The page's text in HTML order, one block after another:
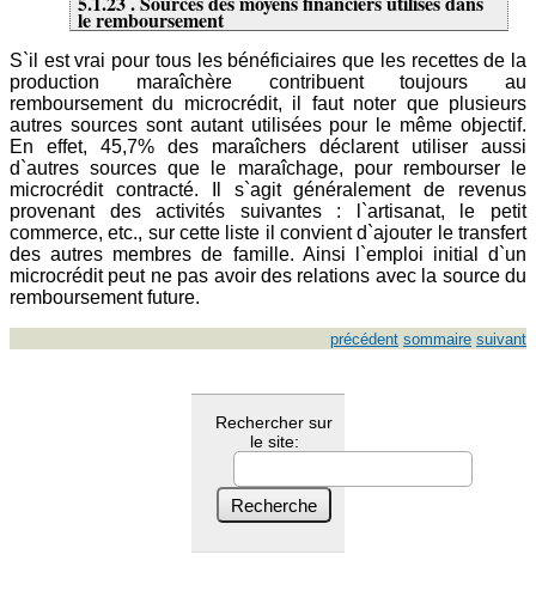
le remboursement
S`il est vrai pour tous les bénéficiaires que les recettes de la
production maraîchère contribuent toujours au
remboursement du microcrédit, il faut noter que plusieurs
autres sources sont autant utilisées pour le même objectif.
En effet, 45,7% des maraîchers déclarent utiliser aussi
d`autres sources que le maraîchage, pour rembourser le
microcrédit contracté. Il s`agit généralement de revenus
provenant des activités suivantes : l`artisanat, le petit
commerce, etc., sur cette liste il convient d`ajouter le transfert
des autres membres de famille. Ainsi l`emploi initial d`un
microcrédit peut ne pas avoir des relations avec la source du
remboursement future.
précédent sommaire suivant
Rechercher sur
le site: